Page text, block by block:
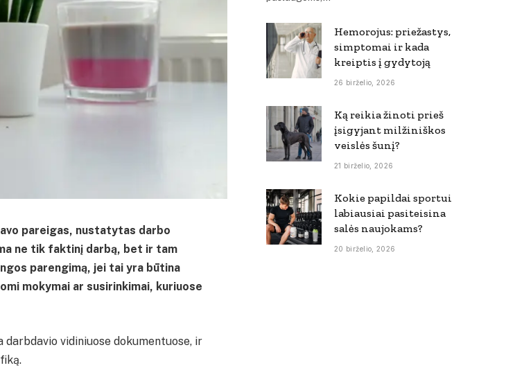
pareigas, nustatytas darbo
ne tik faktinį darbą, bet ir tam
parengimą, jei tai yra būtina
mokymai ar susirinkimai, kuriuose
vidiniuose dokumentuose, ir
Hemorojus: priežastys,
simptomai ir kada
kreiptis į gydytoją
26 birželio, 2026
Ką reikia žinoti prieš
įsigyjant milžiniškos
veislės šunį?
21 birželio, 2026
Kokie papildai sportui
labiausiai pasiteisina
salės naujokams?
20 birželio, 2026